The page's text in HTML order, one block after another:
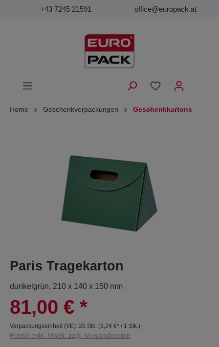
+43 7245 21591 office@europack.at
Home Geschenkverpackungen Geschenkkartons
Paris Tragekarton
dunkelgrün, 210 x 140 x 150 mm
81,00 € *
Verpackungseinheit (VE): 25 Stk. (3,24 €* / 1 Stk.)
Preise exkl. MwSt. zzgl. Versandkosten